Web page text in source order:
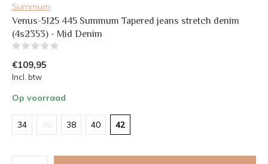
Summum
Venus-5125 445 Summum Tapered jeans stretch denim
(4s2353) - Mid Denim
€109,95
Incl. btw
Op voorraad
34 36 38 40 42